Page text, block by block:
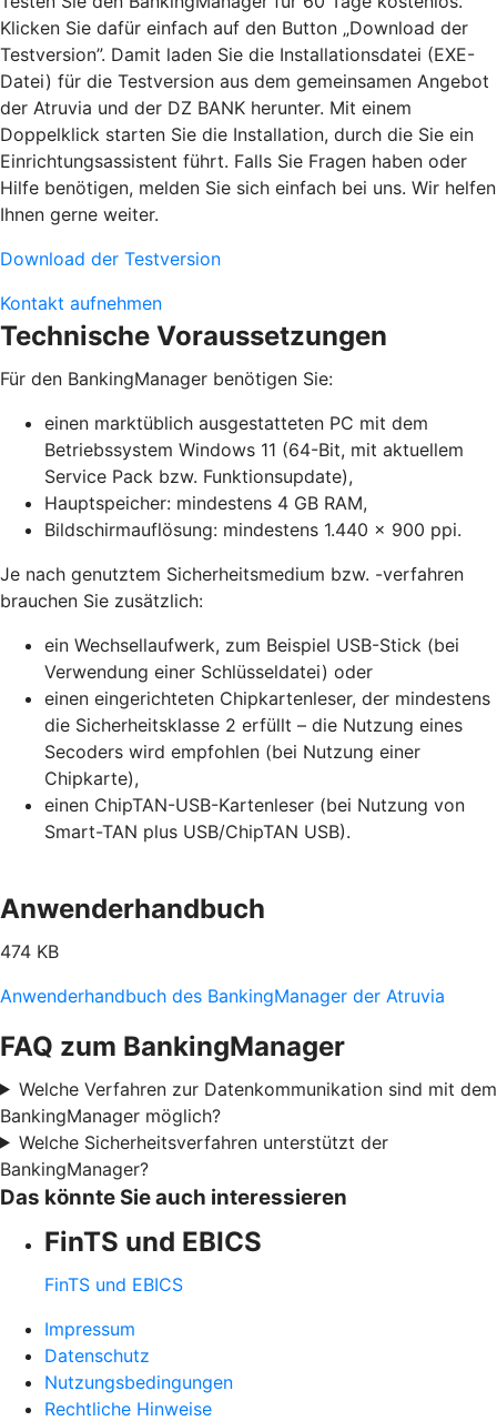
Klicken Sie dafür einfach auf den Button „Download der
Testversion”. Damit laden Sie die Installationsdatei (EXE-
Datei) für die Testversion aus dem gemeinsamen Angebot
der Atruvia und der DZ BANK herunter. Mit einem
Doppelklick starten Sie die Installation, durch die Sie ein
Einrichtungsassistent führt. Falls Sie Fragen haben oder
Hilfe benötigen, melden Sie sich einfach bei uns. Wir helfen
Ihnen gerne weiter.
Download der Testversion
Kontakt aufnehmen
Technische Voraussetzungen
Für den BankingManager benötigen Sie:
einen marktüblich ausgestatteten PC mit dem
Betriebssystem Windows 11 (64-Bit, mit aktuellem
Service Pack bzw. Funktionsupdate),
Hauptspeicher: mindestens 4 GB RAM,
Bildschirmauflösung: mindestens 1.440 x 900 ppi.
Je nach genutztem Sicherheitsmedium bzw. -verfahren
brauchen Sie zusätzlich:
ein Wechsellaufwerk, zum Beispiel USB-Stick (bei
Verwendung einer Schlüsseldatei) oder
einen eingerichteten Chipkartenleser, der mindestens
die Sicherheitsklasse 2 erfüllt – die Nutzung eines
Secoders wird empfohlen (bei Nutzung einer
Chipkarte),
einen ChipTAN-USB-Kartenleser (bei Nutzung von
Smart-TAN plus USB/ChipTAN USB).
Anwenderhandbuch
474 KB
Anwenderhandbuch des BankingManager der Atruvia
FAQ zum BankingManager
Welche Verfahren zur Datenkommunikation sind mit dem
BankingManager möglich?
Welche Sicherheitsverfahren unterstützt der
BankingManager?
Das könnte Sie auch interessieren
FinTS und EBICS
FinTS und EBICS
Impressum
Datenschutz
Nutzungsbedingungen
Rechtliche Hinweise